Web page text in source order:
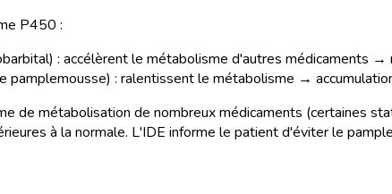
P450 :
: accélèrent le métabolisme d'autres médicaments
pamplemousse) : ralentissent le métabolisme →
de métabolisation de nombreux médicaments (certaines
à la normale. L'IDE informe le patient d'éviter le